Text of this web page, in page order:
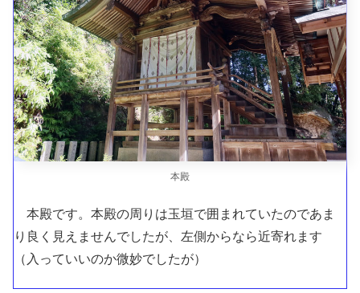
本殿
本殿です。本殿の周りは玉垣で囲まれていたのであま
り良く見えませんでしたが、左側からなら近寄れます
（入っていいのか微妙でしたが）